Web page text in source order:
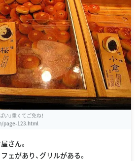
い』重くてご免ね！
page-123.html
さん。
ェがあり、グリルがある。